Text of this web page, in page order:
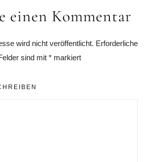
einen Kommentar
wird nicht veröffentlicht. Erforderliche
sind mit * markiert